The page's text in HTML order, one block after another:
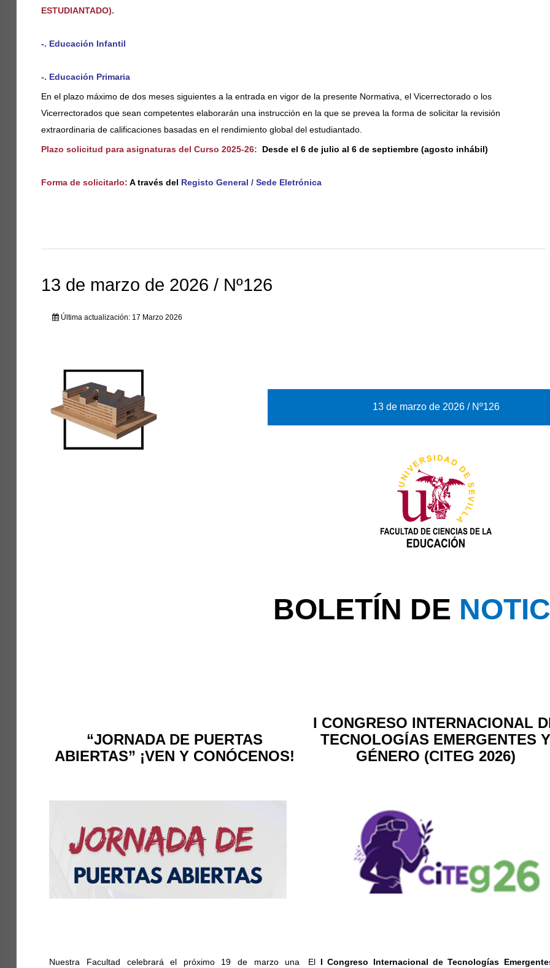
ESTUDIANTADO).
-. Educación Infantil
-. Educación Primaria
En el plazo máximo de dos meses siguientes a la entrada en vigor de la presente Normativa, el Vicerrectorado o los
Vicerrectorados que sean competentes elaborarán una instrucción en la que se prevea la forma de solicitar la revisión
extraordinaria de calificaciones basadas en el rendimiento global del estudiantado.
Plazo solicitud para asignaturas del Curso 2025-26:
Desde el 6 de julio al 6 de septiembre (agosto inhábil)
Forma de solicitarlo: A través del Registo General / Sede Eletrónica
13 de marzo de 2026 / Nº126
Última actualización: 17 Marzo 2026
13 de marzo de 2026 / Nº126
BOLETÍN DE
“JORNADA DE PUERTAS
ABIERTAS” ¡VEN Y CONÓCENOS!
I CONGRESO INTERNACIONAL
TECNOLOGÍAS EMERGENTES Y
GÉNERO (CITEG 2026)
Nuestra Facultad celebrará el próximo 19 de marzo una
El I Congreso Internacional de Tecnologías